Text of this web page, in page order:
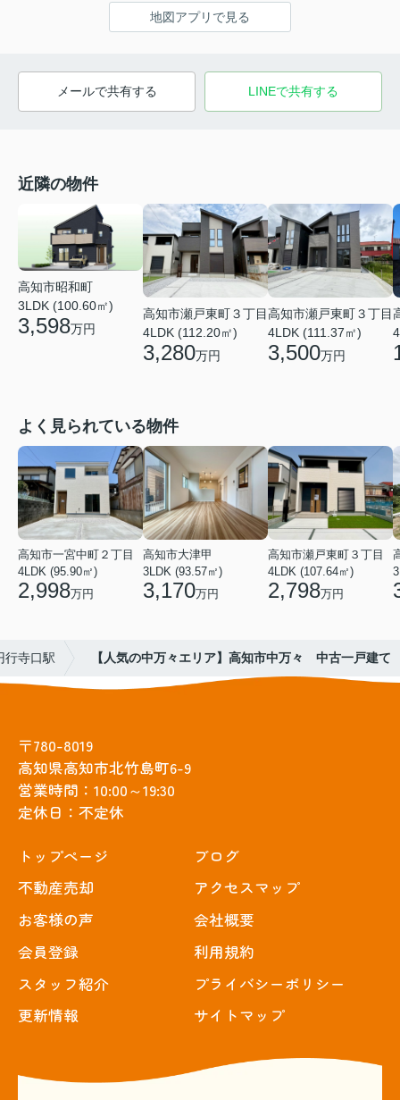
地図アプリで見る
メールで共有する LINEで共有する
近隣の物件
高知市昭和町
3LDK (100.60㎡)
3,598万円
高知市瀬戸東町３丁目
4LDK (112.20㎡)
3,280万円
高知市瀬戸東町３丁目
4LDK (111.37㎡)
3,500万円
よく見られている物件
高知市一宮中町２丁目
4LDK (95.90㎡)
2,998万円
高知市大津甲
3LDK (93.57㎡)
3,170万円
高知市瀬戸東町３丁目
4LDK (107.64㎡)
2,798万円
行寺口駅 【人気の中万々エリア】高知市中万々 中古一戸建て
〒780-8019
高知県高知市北竹島町6-9
営業時間：10:00～19:30
定休日：不定休
トップぺージ
不動産売却
お客様の声
会員登録
スタッフ紹介
更新情報
ブログ
アクセスマップ
会社概要
利用規約
プライバシーポリシー
サイトマップ